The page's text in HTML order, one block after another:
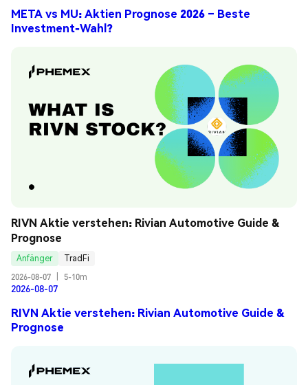
META vs MU: Aktien Prognose 2026 – Beste
Investment-Wahl?
RIVN Aktie verstehen: Rivian Automotive Guide &
Prognose
Anfänger
TradFi
2026-08-07
5-10m
2026-08-07
RIVN Aktie verstehen: Rivian Automotive Guide &
Prognose